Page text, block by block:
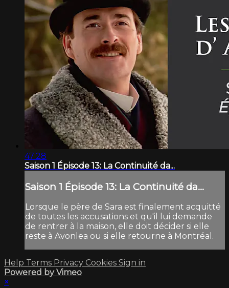
47:28
Saison 1 Épisode 13: La Continuité da...
Saison 1 Épisode 13: La Continuité da...
Lorsque le père de Sara est finalement acquitté
de toutes les accusations et qu'il lui demande
de rentrer à la maison, elle doit décider si elle
reste à Avonlea ou si elle retourne à Montréal.
Help Terms Privacy Cookies Sign in
Powered by Vimeo
×